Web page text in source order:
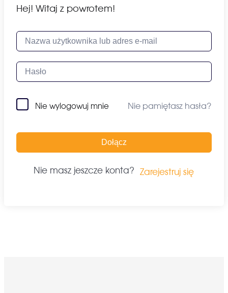
Hej! Witaj z powrotem!
Nie wylogowuj mnie Nie pamiętasz hasła?
Dołącz
Nie masz jeszcze konta? Zarejestruj się